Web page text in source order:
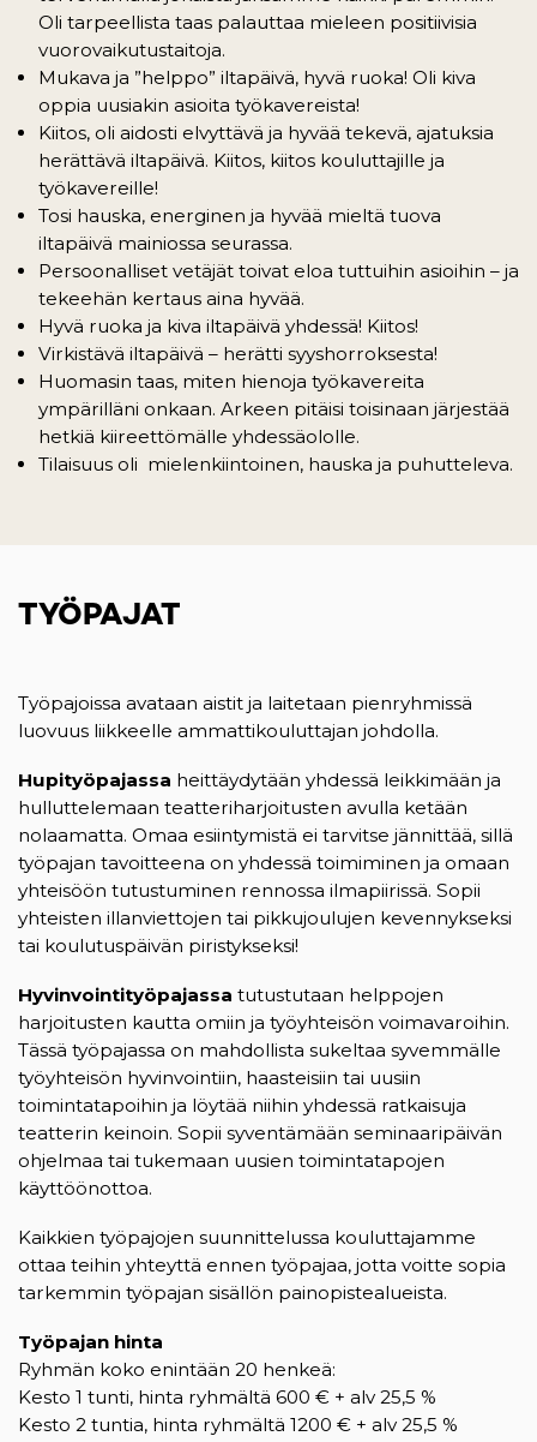
Oli tarpeellista taas palauttaa mieleen positiivisia
vuorovaikutustaitoja.
Mukava ja ”helppo” iltapäivä, hyvä ruoka! Oli kiva
oppia uusiakin asioita työkavereista!
Kiitos, oli aidosti elvyttävä ja hyvää tekevä, ajatuksia
herättävä iltapäivä. Kiitos, kiitos kouluttajille ja
työkavereille!
Tosi hauska, energinen ja hyvää mieltä tuova
iltapäivä mainiossa seurassa.
Persoonalliset vetäjät toivat eloa tuttuihin asioihin – ja
tekeehän kertaus aina hyvää.
Hyvä ruoka ja kiva iltapäivä yhdessä! Kiitos!
Virkistävä iltapäivä – herätti syyshorroksesta!
Huomasin taas, miten hienoja työkavereita
ympärilläni onkaan. Arkeen pitäisi toisinaan järjestää
hetkiä kiireettömälle yhdessäololle.
Tilaisuus oli mielenkiintoinen, hauska ja puhutteleva.
TYÖPAJAT
Työpajoissa avataan aistit ja laitetaan pienryhmissä
luovuus liikkeelle ammattikouluttajan johdolla.
Hupityöpajassa heittäydytään yhdessä leikkimään ja
hulluttelemaan teatteriharjoitusten avulla ketään
nolaamatta. Omaa esiintymistä ei tarvitse jännittää, sillä
työpajan tavoitteena on yhdessä toimiminen ja omaan
yhteisöön tutustuminen rennossa ilmapiirissä. Sopii
yhteisten illanviettojen tai pikkujoulujen kevennykseksi
tai koulutuspäivän piristykseksi!
Hyvinvointityöpajassa tutustutaan helppojen
harjoitusten kautta omiin ja työyhteisön voimavaroihin.
Tässä työpajassa on mahdollista sukeltaa syvemmälle
työyhteisön hyvinvointiin, haasteisiin tai uusiin
toimintatapoihin ja löytää niihin yhdessä ratkaisuja
teatterin keinoin. Sopii syventämään seminaaripäivän
ohjelmaa tai tukemaan uusien toimintatapojen
käyttöönottoa.
Kaikkien työpajojen suunnittelussa kouluttajamme
ottaa teihin yhteyttä ennen työpajaa, jotta voitte sopia
tarkemmin työpajan sisällön painopistealueista.
Työpajan hinta
Ryhmän koko enintään 20 henkeä:
Kesto 1 tunti, hinta ryhmältä 600 € + alv 25,5 %
Kesto 2 tuntia, hinta ryhmältä 1200 € + alv 25,5 %